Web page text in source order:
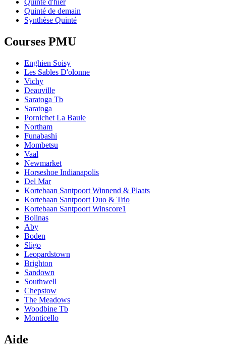
Quinté d'hier
Quinté de demain
Synthèse Quinté
Courses PMU
Enghien Soisy
Les Sables D'olonne
Vichy
Deauville
Saratoga Tb
Saratoga
Pornichet La Baule
Northam
Funabashi
Mombetsu
Vaal
Newmarket
Horseshoe Indianapolis
Del Mar
Kortebaan Santpoort Winnend & Plaats
Kortebaan Santpoort Duo & Trio
Kortebaan Santpoort Winscore1
Bollnas
Aby
Boden
Sligo
Leopardstown
Brighton
Sandown
Southwell
Chepstow
The Meadows
Woodbine Tb
Monticello
Aide